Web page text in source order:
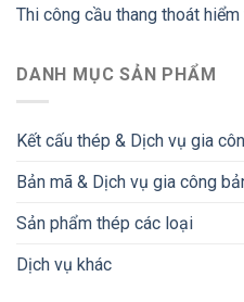
Thi công cầu thang thoát
DANH MỤC SẢN PHẨM
Kết cấu thép & Dịch vụ gia
Bản mã & Dịch vụ gia công
Sản phẩm thép các loại
Dịch vụ khác